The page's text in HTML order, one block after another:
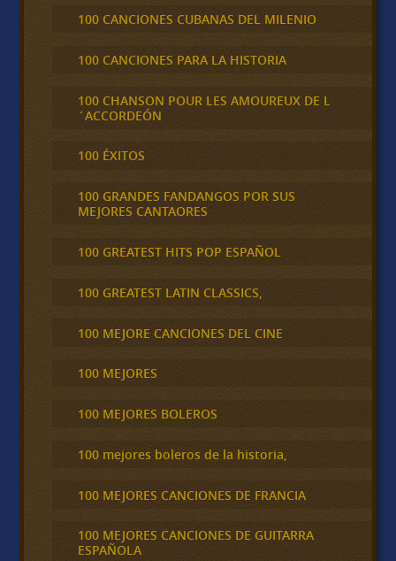
100 CANCIONES CUBANAS DEL MILENIO
100 CANCIONES PARA LA HISTORIA
100 CHANSON POUR LES AMOUREUX DE L
´ACCORDEÓN
100 ÉXITOS
100 GRANDES FANDANGOS POR SUS
MEJORES CANTAORES
100 GREATEST HITS POP ESPAÑOL
100 GREATEST LATIN CLASSICS,
100 MEJORE CANCIONES DEL CINE
100 MEJORES
100 MEJORES BOLEROS
100 mejores boleros de la historia,
100 MEJORES CANCIONES DE FRANCIA
100 MEJORES CANCIONES DE GUITARRA
ESPAÑOLA